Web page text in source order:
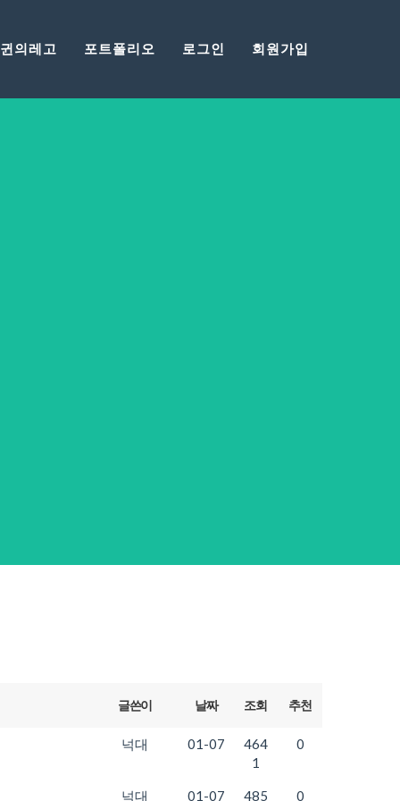
의레고 포트폴리오 로그인 회원가입
글쓴이 날짜 조회 추천
넉대 01-07
464
1
0
넉대 01-07 485 0